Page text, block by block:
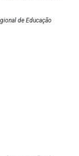
de Educação